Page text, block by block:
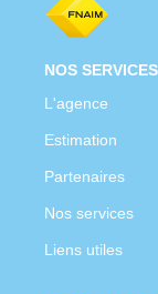
NOS SERVICES
L'agence
Estimation
Partenaires
Nos services
Liens utiles